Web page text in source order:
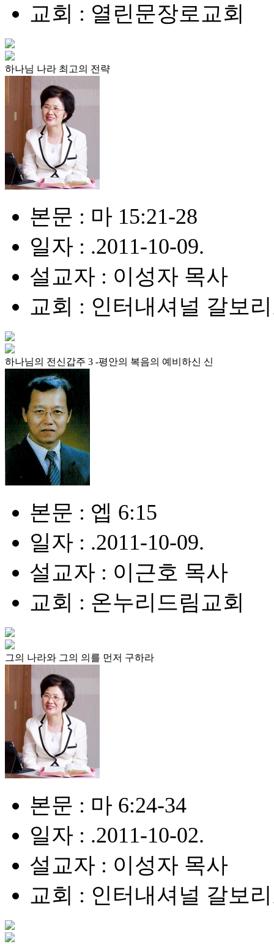
교회 : 열린문장로교회
하나님 나라 최고의 전략
본문 : 마 15:21-28
일자 : .2011-10-09.
설교자 : 이성자 목사
교회 : 인터내셔널 갈보
하나님의 전신갑주 3 -평안의 복음의 예비하신 신
본문 : 엡 6:15
일자 : .2011-10-09.
설교자 : 이근호 목사
교회 : 온누리드림교회
그의 나라와 그의 의를 먼저 구하라
본문 : 마 6:24-34
일자 : .2011-10-02.
설교자 : 이성자 목사
교회 : 인터내셔널 갈보